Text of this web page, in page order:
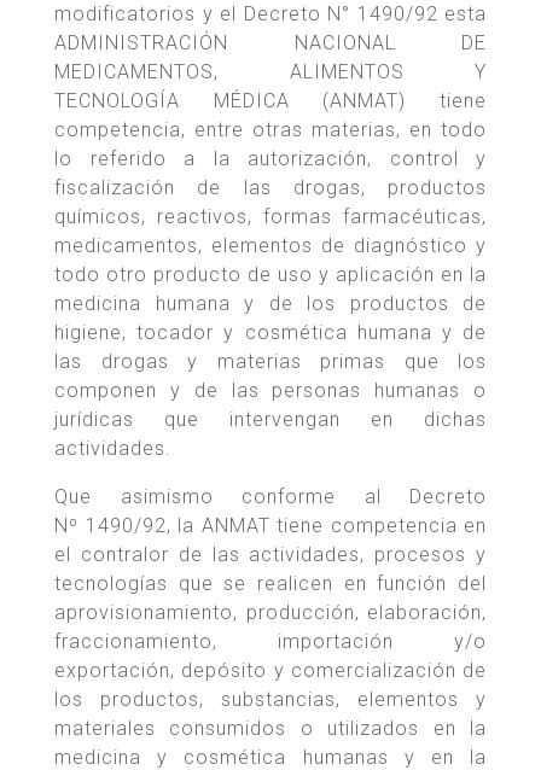
modificatorios y el Decreto N° 1490/92 esta
ADMINISTRACIÓN NACIONAL DE
MEDICAMENTOS, ALIMENTOS Y
TECNOLOGÍA MÉDICA (ANMAT) tiene
competencia, entre otras materias, en todo
lo referido a la autorización, control y
fiscalización de las drogas, productos
químicos, reactivos, formas farmacéuticas,
medicamentos, elementos de diagnóstico y
todo otro producto de uso y aplicación en la
medicina humana y de los productos de
higiene, tocador y cosmética humana y de
las drogas y materias primas que los
componen y de las personas humanas o
jurídicas que intervengan en dichas
actividades.
Que asimismo conforme al Decreto
Nº 1490/92, la ANMAT tiene competencia en
el contralor de las actividades, procesos y
tecnologías que se realicen en función del
aprovisionamiento, producción, elaboración,
fraccionamiento, importación y/o
exportación, depósito y comercialización de
los productos, substancias, elementos y
materiales consumidos o utilizados en la
medicina y cosmética humanas y en la